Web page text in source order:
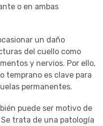
o en ambas
un daño
del cuello como
y nervios. Por ello,
temprano es clave para
permanentes.
puede ser motivo de
trata de una patología